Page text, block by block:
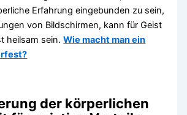
Erfahrung eingebunden zu sein,
von Bildschirmen, kann für Geist
heilsam sein.Wie macht man ein
der körperlichen